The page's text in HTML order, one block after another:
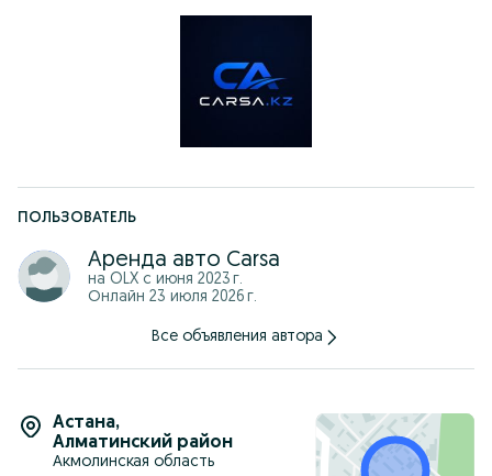
ПОЛЬЗОВАТЕЛЬ
Аренда авто Carsa
на OLX с июня 2023 г.
Онлайн 23 июля 2026 г.
Все объявления автора
Астана,
Алматинский район
Акмолинская область